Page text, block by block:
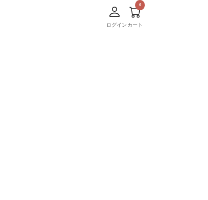
ログイン カート